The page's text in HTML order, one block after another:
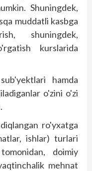
Shuning­dek,
muddatli kasbga
shuningdek,
kurslarida
hamda
o'zini o'zi
ro'yxatga
ishlar) turlari
doimiy
mehnat